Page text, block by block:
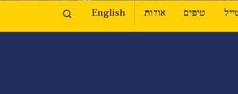
טיפים אודות English